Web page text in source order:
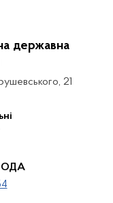
державна
21
ОДА